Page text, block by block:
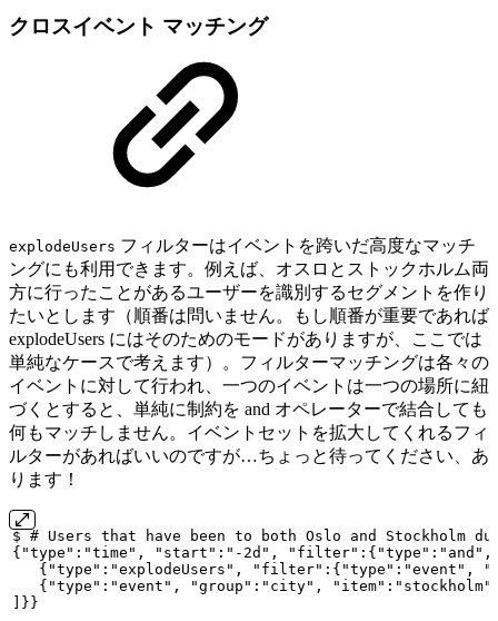
クロスイベント マッチング
explodeUsers フィルターはイベントを跨いだ高度なマッチ
ングにも利用できます。例えば、オスロとストックホルム両
方に行ったことがあるユーザーを識別するセグメントを作り
たいとします（順番は問いません。もし順番が重要であれば
explodeUsers にはそのためのモードがありますが、ここでは
単純なケースで考えます）。フィルターマッチングは各々の
イベントに対して行われ、一つのイベントは一つの場所に紐
づくとすると、単純に制約を and オペレーターで結合しても
何もマッチしません。イベントセットを拡大してくれるフィ
ルターがあればいいのですが…ちょっと待ってください、あ
ります！
$ # Users that have been to both Oslo and Stockholm
{"type":"time",
"start":"-2d",
"filter":{"type":"and",
{"type":"explodeUsers",
"filter":{"type":"event",
{"type":"event",
"group":"city",
]}}